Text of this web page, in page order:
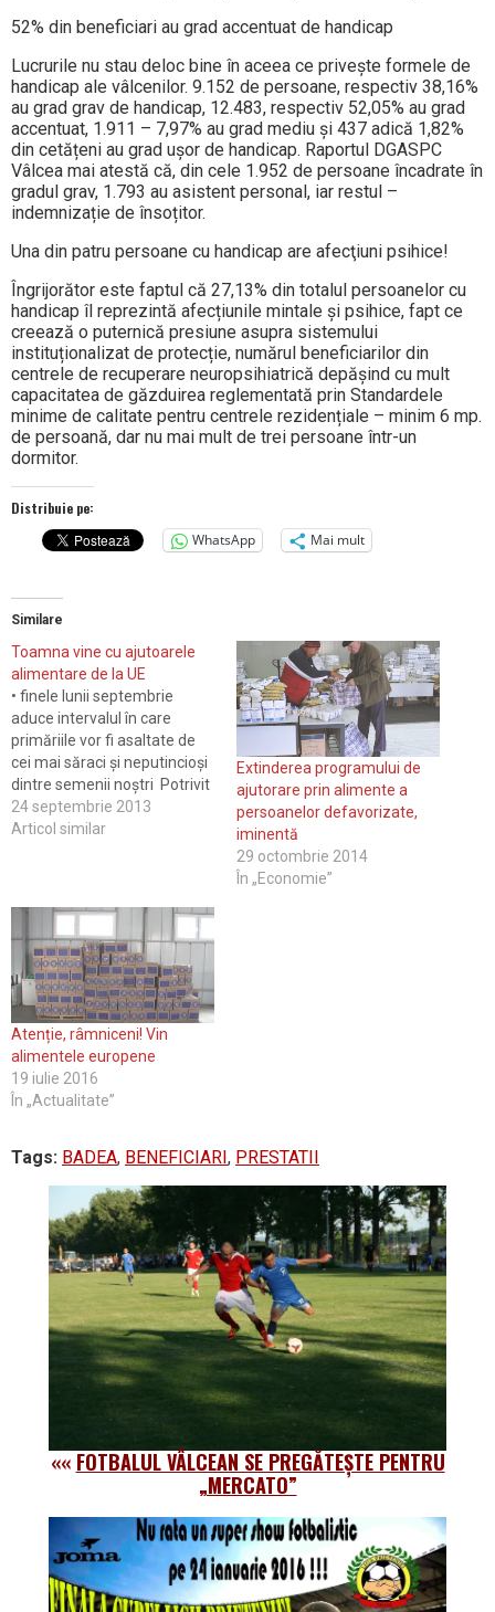
52% din beneficiari au grad accentuat de handicap
Lucrurile nu stau deloc bine în aceea ce privește formele de
handicap ale vâlcenilor. 9.152 de persoane, respectiv 38,16%
au grad grav de handicap, 12.483, respectiv 52,05% au grad
accentuat, 1.911 – 7,97% au grad mediu și 437 adică 1,82%
din cetățeni au grad ușor de handicap. Raportul DGASPC
Vâlcea mai atestă că, din cele 1.952 de persoane încadrate în
gradul grav, 1.793 au asistent personal, iar restul –
indemnizație de însoțitor.
Una din patru persoane cu handicap are afecţiuni psihice!
Îngrijorător este faptul că 27,13% din totalul persoanelor cu
handicap îl reprezintă afecțiunile mintale și psihice, fapt ce
creează o puternică presiune asupra sistemului
instituționalizat de protecție, numărul beneficiarilor din
centrele de recuperare neuropsihiatrică depășind cu mult
capacitatea de găzduirea reglementată prin Standardele
minime de calitate pentru centrele rezidențiale – minim 6 mp.
de persoană, dar nu mai mult de trei persoane într-un
dormitor.
Distribuie pe:
WhatsApp
Mai mult
Similare
Toamna vine cu ajutoarele
alimentare de la UE
• finele lunii septembrie
aduce intervalul în care
primăriile vor fi asaltate de
cei mai săraci şi neputincioşi
dintre semenii noştri Potrivit
actualei legislaţii, o persoană
beneficiază de ajutoare
persoane defavorizate
căreia îi apar­ţine la data
distribuirii…
24 septembrie 2013
Articol similar
Extinderea programului de
ajutorare prin alimente a
persoanelor defavorizate,
iminentă
29 octombrie 2014
În „Economie”
Atenție, râmniceni! Vin
alimentele europene
19 iulie 2016
În „Actualitate”
Tags: BADEA, BENEFICIARI , PRESTATII
«« FOTBALUL VÂLCEAN SE PREGĂTEȘTE PENTRU
„MERCATO”